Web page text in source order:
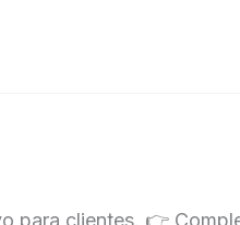
para clientes. 👉